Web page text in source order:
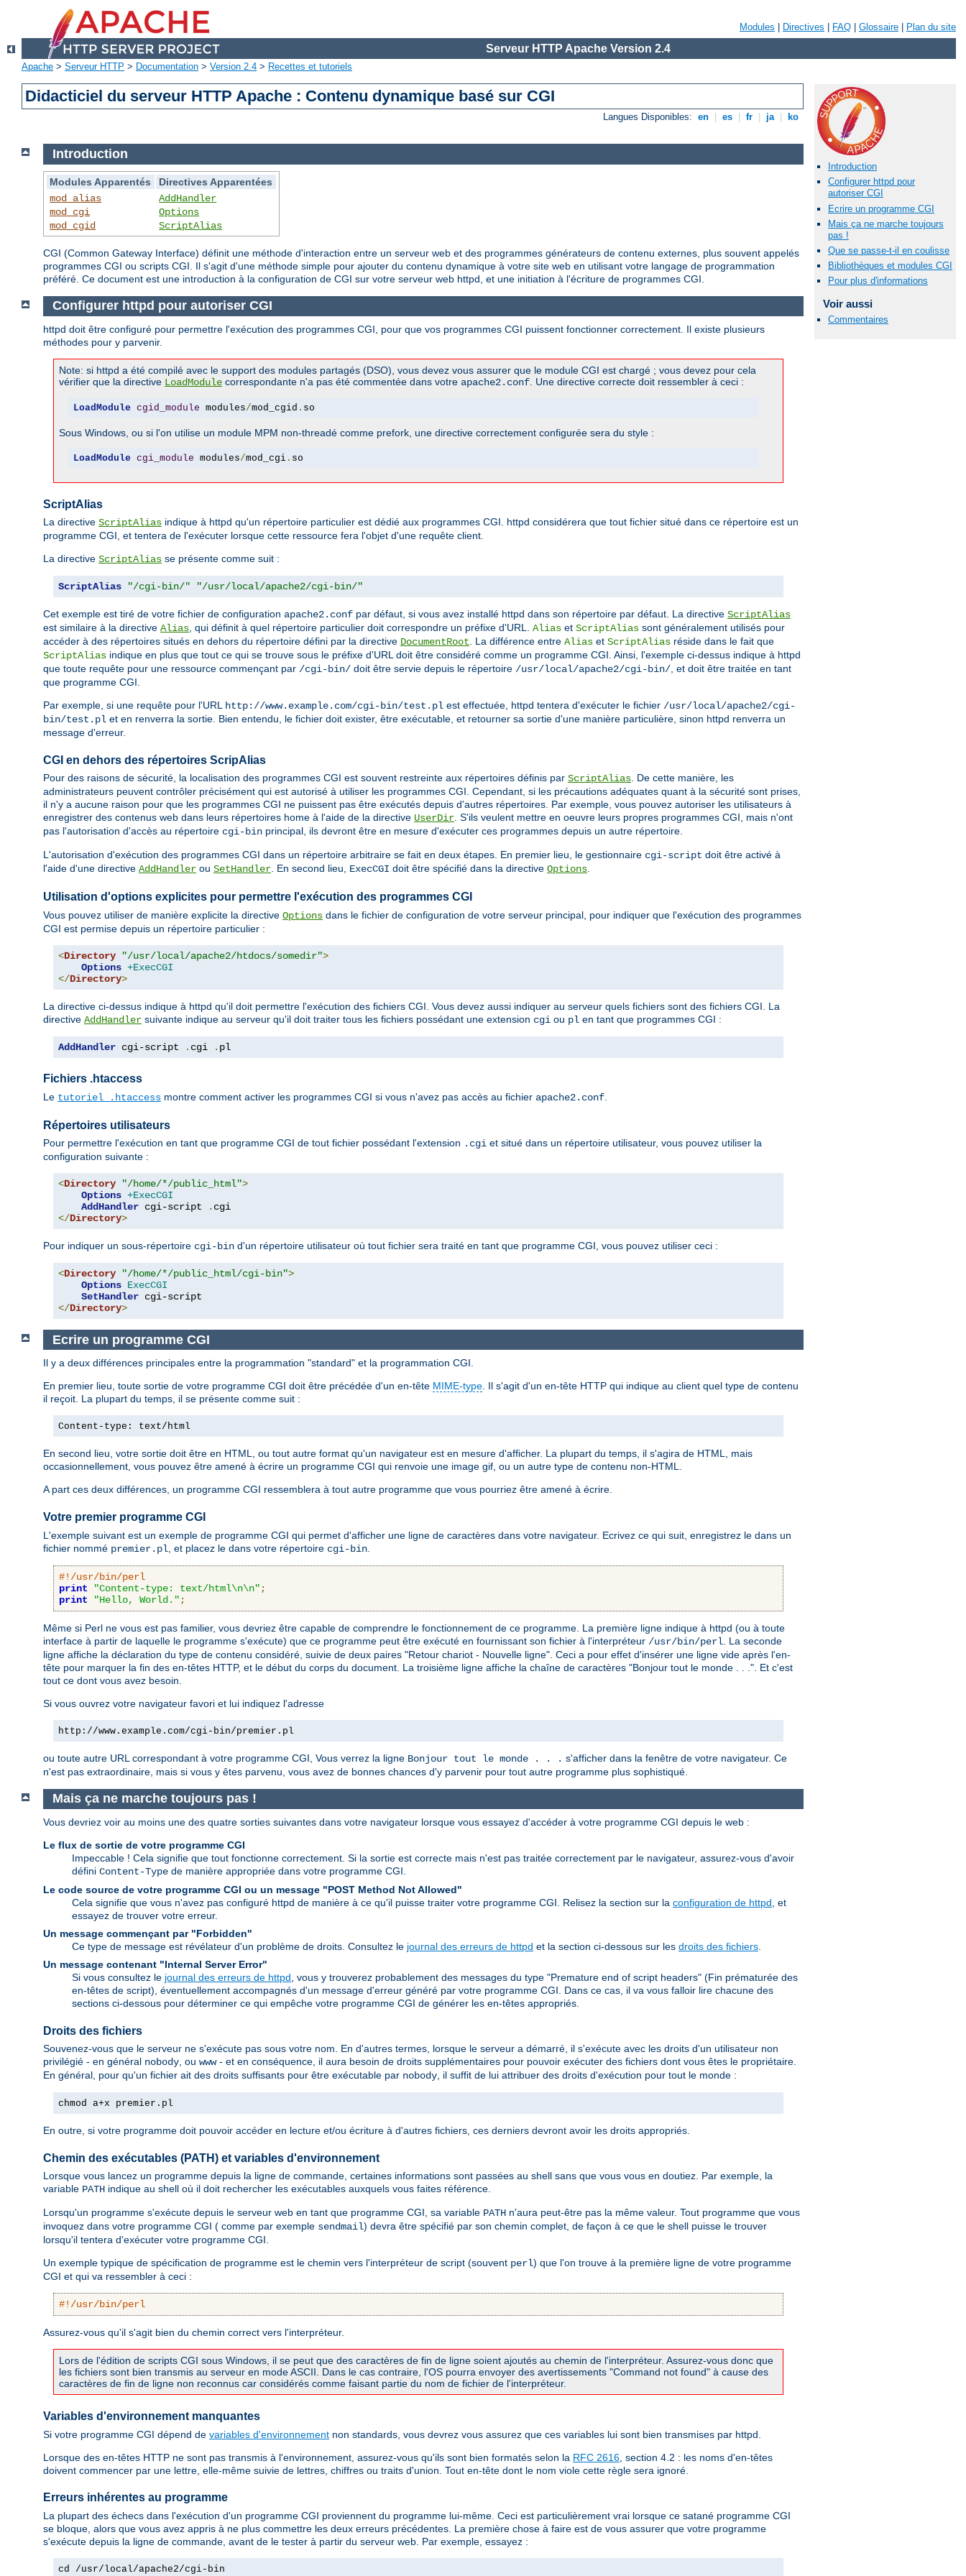
Modules Directives FAQ Glossaire Plan du site
Serveur HTTP Apache Version 2.4
Apache > Serveur HTTP > Documentation > Version 2.4 > Recettes et tutoriels
Didacticiel du serveur HTTP Apache : Contenu dynamique basé sur CGI
Langues Disponibles: en es fr ja ko
Introduction
Configurer httpd pour
autoriser CGI
Ecrire un programme CGI
Mais ça ne marche toujours
pas !
Que se passe-t-il en coulisse
Bibliothèques et modules CGI
Pour plus d'informations
Voir aussi
Commentaires
Introduction
Modules Apparentés
Directives Apparentées
mod_alias
mod_cgi
mod_cgid
AddHandler
Options
ScriptAlias
CGI (Common Gateway Interface) définit une méthode d'interaction entre un serveur web et des programmes générateurs de contenu externes, plus souvent appelés
programmes CGI ou scripts CGI. Il s'agit d'une méthode simple pour ajouter du contenu dynamique à votre site web en utilisant votre langage de programmation
préféré. Ce document est une introduction à la configuration de CGI sur votre serveur web httpd, et une initiation à l'écriture de programmes CGI.
Configurer httpd pour autoriser CGI
httpd doit être configuré pour permettre l'exécution des programmes CGI, pour que vos programmes CGI puissent fonctionner correctement. Il existe plusieurs
méthodes pour y parvenir.
Note: si httpd a été compilé avec le support des modules partagés (DSO), vous devez vous assurer que le module CGI est chargé ; vous devez pour cela
vérifier que la directive LoadModule correspondante n'a pas été commentée dans votre apache2.conf . Une directive correcte doit ressembler à ceci :
LoadModule cgid_module modules/mod_cgid . so
Sous Windows, ou si l'on utilise un module MPM non-threadé comme prefork, une directive correctement configurée sera du style :
LoadModule cgi_module modules/mod_cgi. so
ScriptAlias
La directive ScriptAlias indique à httpd qu'un répertoire particulier est dédié aux programmes CGI. httpd considérera que tout fichier situé dans ce répertoire est un
programme CGI, et tentera de l'exécuter lorsque cette ressource fera l'objet d'une requête client.
La directive ScriptAlias se présente comme suit :
ScriptAlias "/cgi-bin/" "/usr/local/apache2/cgi-bin/"
Cet exemple est tiré de votre fichier de configuration apache2.conf par défaut, si vous avez installé httpd dans son répertoire par défaut. La directive ScriptAlias
est similaire à la directive Alias, qui définit à quel répertoire particulier doit correspondre un préfixe d'URL. Alias et ScriptAlias sont généralement utilisés pour
accéder à des répertoires situés en dehors du répertoire défini par la directive DocumentRoot. La différence entre Alias et ScriptAlias réside dans le fait que
ScriptAlias indique en plus que tout ce qui se trouve sous le préfixe d'URL doit être considéré comme un programme CGI. Ainsi, l'exemple ci-dessus indique à httpd
que toute requête pour une ressource commençant par /cgi-bin/ doit être servie depuis le répertoire /usr/local/apache2/cgi-bin/, et doit être traitée en tant
que programme CGI.
Par exemple, si une requête pour l'URL http://www.example.com/cgi-bin/test.pl est effectuée, httpd tentera d'exécuter le fichier /usr/local/apache2/cgi-
bin/test.pl et en renverra la sortie. Bien entendu, le fichier doit exister, être exécutable, et retourner sa sortie d'une manière particulière, sinon httpd renverra un
message d'erreur.
CGI en dehors des répertoires ScripAlias
Pour des raisons de sécurité, la localisation des programmes CGI est souvent restreinte aux répertoires définis par ScriptAlias. De cette manière, les
administrateurs peuvent contrôler précisément qui est autorisé à utiliser les programmes CGI. Cependant, si les précautions adéquates quant à la sécurité sont prises,
il n'y a aucune raison pour que les programmes CGI ne puissent pas être exécutés depuis d'autres répertoires. Par exemple, vous pouvez autoriser les utilisateurs à
enregistrer des contenus web dans leurs répertoires home à l'aide de la directive UserDir. S'ils veulent mettre en oeuvre leurs propres programmes CGI, mais n'ont
pas l'autorisation d'accès au répertoire cgi-bin principal, ils devront être en mesure d'exécuter ces programmes depuis un autre répertoire.
L'autorisation d'exécution des programmes CGI dans un répertoire arbitraire se fait en deux étapes. En premier lieu, le gestionnaire cgi-script doit être activé à
l'aide d'une directive AddHandler ou SetHandler. En second lieu, ExecCGI doit être spécifié dans la directive Options.
Utilisation d'options explicites pour permettre l'exécution des programmes CGI
Vous pouvez utiliser de manière explicite la directive Options dans le fichier de configuration de votre serveur principal, pour indiquer que l'exécution des programmes
CGI est permise depuis un répertoire particulier :
<Directory "/usr/local/apache2/htdocs/somedir">
Options +ExecCGI
</Directory>
La directive ci-dessus indique à httpd qu'il doit permettre l'exécution des fichiers CGI. Vous devez aussi indiquer au serveur quels fichiers sont des fichiers CGI. La
directive AddHandler suivante indique au serveur qu'il doit traiter tous les fichiers possédant une extension cgi ou pl en tant que programmes CGI :
AddHandler cgi-script . cgi . pl
Fichiers .htaccess
Le tutoriel .htaccess montre comment activer les programmes CGI si vous n'avez pas accès au fichier apache2.conf
Répertoires utilisateurs
Pour permettre l'exécution en tant que programme CGI de tout fichier possédant l'extension .cgi et situé dans un répertoire utilisateur, vous pouvez utiliser la
configuration suivante :
<Directory "/home/*/public_html">
Options +ExecCGI
AddHandler cgi-script .
</Directory>
Pour indiquer un sous-répertoire cgi-bin d'un répertoire utilisateur où tout fichier sera traité en tant que programme CGI, vous pouvez utiliser ceci :
<Directory "/home/*/public_html/cgi-bin">
Options ExecCGI
SetHandler
</Directory>
Ecrire un programme CGI
Il y a deux différences principales entre la programmation "standard" et la programmation CGI.
En premier lieu, toute sortie de votre programme CGI doit être précédée d'un en-tête MIME-type. Il s'agit d'un en-tête HTTP qui indique au client quel type de contenu
il reçoit. La plupart du temps, il se présente comme suit :
Content-type: text/html
En second lieu, votre sortie doit être en HTML, ou tout autre format qu'un navigateur est en mesure d'afficher. La plupart du temps, il s'agira de HTML, mais
occasionnellement, vous pouvez être amené à écrire un programme CGI qui renvoie une image gif, ou un autre type de contenu non-HTML.
A part ces deux différences, un programme CGI ressemblera à tout autre programme que vous pourriez être amené à écrire.
Votre premier programme CGI
L'exemple suivant est un exemple de programme CGI qui permet d'afficher une ligne de caractères dans votre navigateur. Ecrivez ce qui suit, enregistrez le dans un
fichier nommé premier.pl , et placez le dans votre répertoire cgi-bin
#!/usr/bin/perl
print
"Content-type: text/html\n\n" ;
print
"Hello, World." ;
Même si Perl ne vous est pas familier, vous devriez être capable de comprendre le fonctionnement de ce programme. La première ligne indique à httpd (ou à toute
interface à partir de laquelle le programme s'exécute) que ce programme peut être exécuté en fournissant son fichier à l'interpréteur /usr/bin/perl . La seconde
ligne affiche la déclaration du type de contenu considéré, suivie de deux paires "Retour chariot - Nouvelle ligne". Ceci a pour effet d'insérer une ligne vide après l'en-
tête pour marquer la fin des en-têtes HTTP, et le début du corps du document. La troisième ligne affiche la chaîne de caractères "Bonjour tout le monde . . .". Et c'est
tout ce dont vous avez besoin.
Si vous ouvrez votre navigateur favori et lui indiquez l'adresse
http://www.example.com/cgi-bin/premier.pl
ou toute autre URL correspondant à votre programme CGI, Vous verrez la ligne Bonjour tout le monde . . . s'afficher dans la fenêtre de votre navigateur. Ce
n'est pas extraordinaire, mais si vous y êtes parvenu, vous avez de bonnes chances d'y parvenir pour tout autre programme plus sophistiqué.
Mais ça ne marche toujours pas !
Vous devriez voir au moins une des quatre sorties suivantes dans votre navigateur lorsque vous essayez d'accéder à votre programme CGI depuis le web :
Le flux de sortie de votre programme CGI
Impeccable ! Cela signifie que tout fonctionne correctement. Si la sortie est correcte mais n'est pas traitée correctement par le navigateur, assurez-vous d'avoir
défini Content-Type de manière appropriée dans votre programme CGI.
Le code source de votre programme CGI ou un message "POST Method Not Allowed"
Cela signifie que vous n'avez pas configuré httpd de manière à ce qu'il puisse traiter votre programme CGI. Relisez la section sur la configuration de httpd , et
essayez de trouver votre erreur.
Un message commençant par "Forbidden"
Ce type de message est révélateur d'un problème de droits. Consultez le journal des erreurs de httpd et la section ci-dessous sur les droits des fichiers
Un message contenant "Internal Server Error"
Si vous consultez le journal des erreurs de httpd , vous y trouverez probablement des messages du type "Premature end of script headers" (Fin prématurée des
en-têtes de script), éventuellement accompagnés d'un message d'erreur généré par votre programme CGI. Dans ce cas, il va vous falloir lire chacune des
sections ci-dessous pour déterminer ce qui empêche votre programme CGI de générer les en-têtes appropriés.
Droits des fichiers
Souvenez-vous que le serveur ne s'exécute pas sous votre nom. En d'autres termes, lorsque le serveur a démarré, il s'exécute avec les droits d'un utilisateur non
privilégié - en général nobody , ou www- et en conséquence, il aura besoin de droits supplémentaires pour pouvoir exécuter des fichiers dont vous êtes le propriétaire.
En général, pour qu'un fichier ait des droits suffisants pour être exécutable par nobody , il suffit de lui attribuer des droits d'exécution pour tout le monde :
chmod a+x premier.pl
En outre, si votre programme doit pouvoir accéder en lecture et/ou écriture à d'autres fichiers, ces derniers devront avoir les droits appropriés.
Chemin des exécutables (PATH) et variables d'environnement
Lorsque vous lancez un programme depuis la ligne de commande, certaines informations sont passées au shell sans que vous vous en doutiez. Par exemple, la
variable PATH indique au shell où il doit rechercher les exécutables auxquels vous faites référence.
Lorsqu'un programme s'exécute depuis le serveur web en tant que programme CGI, sa variable PATH n'aura peut-être pas la même valeur. Tout programme que vous
invoquez dans votre programme CGI ( comme par exemple sendmail) devra être spécifié par son chemin complet, de façon à ce que le shell puisse le trouver
lorsqu'il tentera d'exécuter votre programme CGI.
Un exemple typique de spécification de programme est le chemin vers l'interpréteur de script (souvent perl) que l'on trouve à la première ligne de votre programme
CGI et qui va ressembler à ceci :
#!/usr/bin/perl
Assurez-vous qu'il s'agit bien du chemin correct vers l'interpréteur.
Lors de l'édition de scripts CGI sous Windows, il se peut que des caractères de fin de ligne soient ajoutés au chemin de l'interpréteur. Assurez-vous donc que
les fichiers sont bien transmis au serveur en mode ASCII. Dans le cas contraire, l'OS pourra envoyer des avertissements "Command not found" à cause des
caractères de fin de ligne non reconnus car considérés comme faisant partie du nom de fichier de l'interpréteur.
Variables d'environnement manquantes
Si votre programme CGI dépend de variables d'environnement non standards, vous devrez vous assurez que ces variables lui sont bien transmises par httpd.
Lorsque des en-têtes HTTP ne sont pas transmis à l'environnement, assurez-vous qu'ils sont bien formatés selon la RFC 2616 , section 4.2 : les noms d'en-têtes
doivent commencer par une lettre, elle-même suivie de lettres, chiffres ou traits d'union. Tout en-tête dont le nom viole cette règle sera ignoré.
Erreurs inhérentes au programme
La plupart des échecs dans l'exécution d'un programme CGI proviennent du programme lui-même. Ceci est particulièrement vrai lorsque ce satané programme CGI
se bloque, alors que vous avez appris à ne plus commettre les deux erreurs précédentes. La première chose à faire est de vous assurer que votre programme
s'exécute depuis la ligne de commande, avant de le tester à partir du serveur web. Par exemple, essayez :
cd /usr/local/apache2/cgi-bin